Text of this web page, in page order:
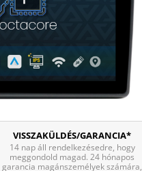
VISSZAKÜLDÉS/GARANCIA*
14 nap áll rendelkezésedre, hogy
meggondold magad. 24 hónapos
garancia magánszemélyek számára,